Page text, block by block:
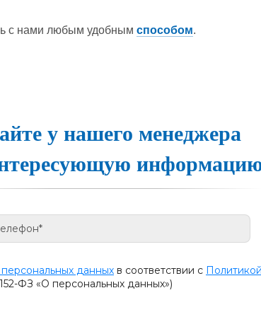
с нами любым удобным способом.
у нашего менеджера
данных в соответствии с
ФЗ «О персональных данных»)